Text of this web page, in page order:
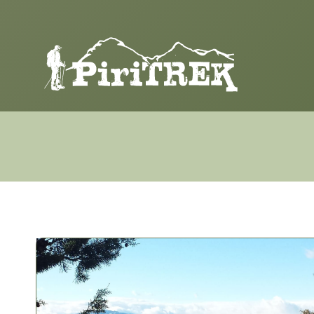
contenido